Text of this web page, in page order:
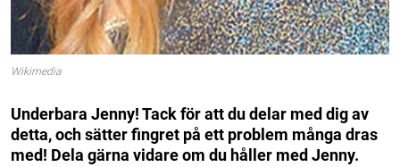
Wikimedia
Underbara Jenny! Tack för att du delar med dig av
detta, och sätter fingret på ett problem många dras
med! Dela gärna vidare om du håller med Jenny.